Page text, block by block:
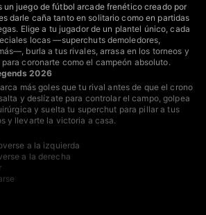
un juego de fútbol arcade frenético creado por
darle caña tanto en solitario como en partidas
Elige a tu jugador de un plantel único, cada
locas —superchuts demoledores,
burla a tus rivales, arrasa en los torneos y
coronarte como el campeón absoluto.
2026
más goles que tu rival antes de que el crono
y deslízate para controlar el campo, golpea
y suelta tu superchut para pillar a tus
y llevarte la victoria a casa.
a la izquierda
a la derecha